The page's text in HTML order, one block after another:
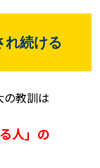
れ続ける
の教訓は
人」の